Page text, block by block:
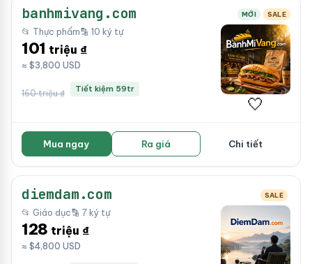
banhmivang.com MỚI SALE
📂 Thực phẩm🔡 10 ký tự
101 triệu ₫
≈ $3,800 USD
160 triệu ₫ Tiết kiệm 59tr
🤍
Mua ngay Ra giá Chi tiết
diemdam.com SALE
📂 Giáo dục🔡 7 ký tự
128 triệu ₫
≈ $4,800 USD